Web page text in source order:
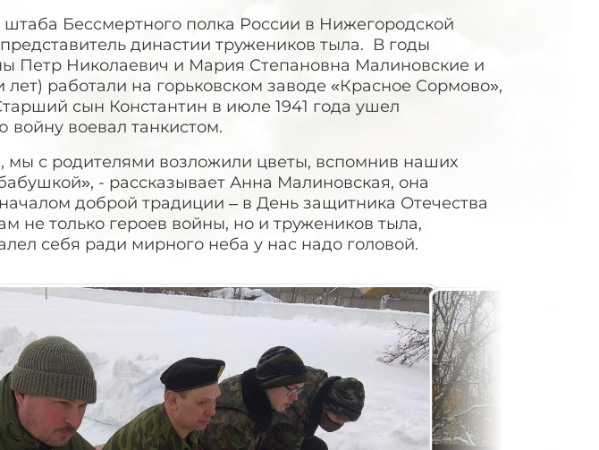
штаба Бессмертного полка России в Нижегородской
династии тружеников тыла. В годы
Петр Николаевич и Мария Степановна Малиновские и
работали на горьковском заводе «Красное Сормово»,
сын Константин в июле 1941 года ушел
воевал танкистом.
мы с родителями возложили цветы, вспомнив наших
- рассказывает Анна Малиновская, она
доброй традиции – в День защитника Отечества
не только героев войны, но и тружеников тыла,
себя ради мирного неба у нас надо головой.